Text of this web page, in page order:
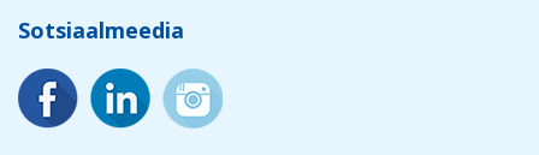
Sotsiaalmeedia